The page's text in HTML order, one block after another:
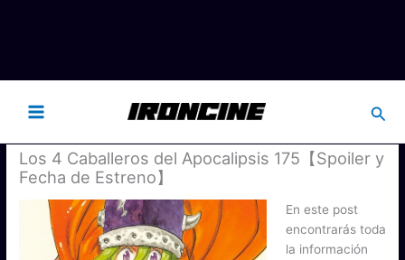
Los 4 Caballeros del Apocalipsis 175【Spoiler y
Fecha de Estreno】
En este post
encontrarás toda
la información